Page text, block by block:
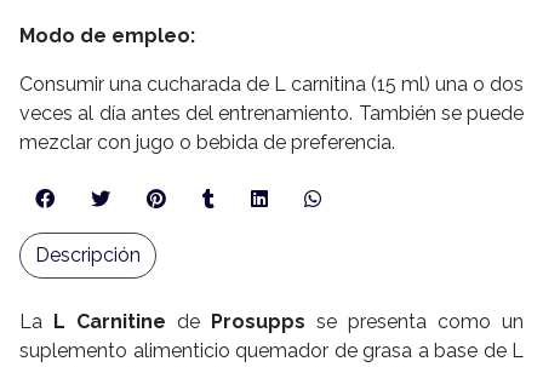
Modo de empleo:
Consumir una cucharada de L carnitina (15 ml) una o dos
veces al día antes del entrenamiento. También se puede
mezclar con jugo o bebida de preferencia.
La L Carnitine de Prosupps se presenta como un
suplemento alimenticio quemador de grasa a base de L
Descripción